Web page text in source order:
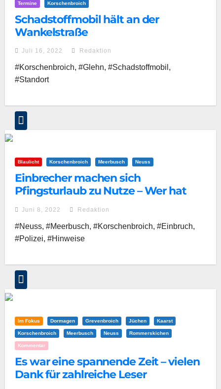
Termine Korschenbroich
Schadstoffmobil hält an der
Wankelstraße
Juli 16, 2022 Redaktion
#Korschenbroich, #Glehn, #Schadstoffmobil,
#Standort
Blaulicht Korschenbroich Meerbusch Neuss
Einbrecher machen sich
Pfingsturlaub zu Nutze – Wer hat
Juni 8, 2022 Redaktion
#Neuss, #Meerbusch, #Korschenbroich, #Einbruch,
#Polizei, #Hinweise
Im Fokus Dormagen Grevenbroich Jüchen Kaarst
Korschenbroich Meerbusch Neuss Rommerskichen
Kommentar
Es war eine spannende Zeit – vielen
Dank für zahlreiche Leser